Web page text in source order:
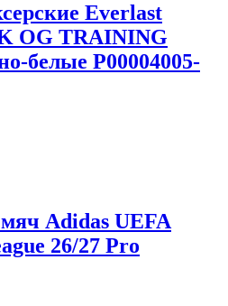
Everlast
OG TRAINING
белые P00004005-
Adidas UEFA
26/27 Pro